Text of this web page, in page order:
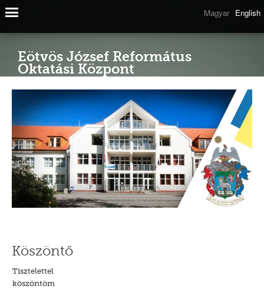
Magyar English
Eötvös József Református
Oktatási Központ
Köszöntő
Tisztelettel
köszöntöm